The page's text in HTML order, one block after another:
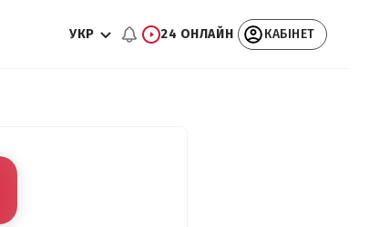
УКР 24 ОНЛАЙН КАБІНЕТ